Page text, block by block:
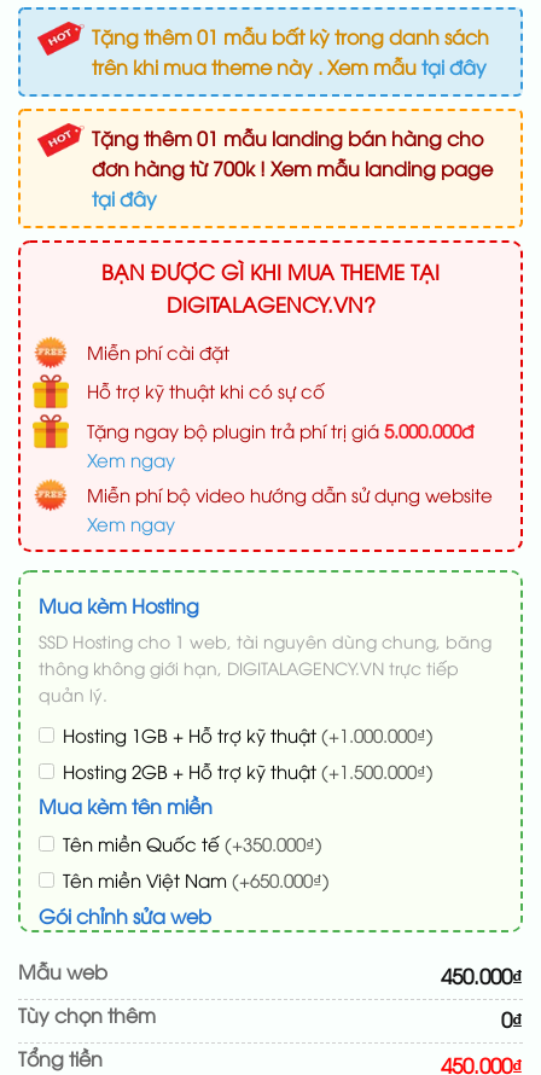
Tặng thêm 01 mẫu bất kỳ trong danh sách
trên khi mua theme này . Xem mẫutại đây
Tặng thêm 01 mẫu landing bán hàng cho
đơn hàng từ 700k ! Xem mẫu landing page
tại đây
BẠN ĐƯỢC GÌ KHI MUA THEME TẠI
DIGITALAGENCY.VN?
Miễn phí cài đặt
Hỗ trợ kỹ thuật khi có sự cố
Tặng ngay bộ plugin trả phí trị giá 5.000.000đ
Xem ngay
Miễn phí bộ video hướng dẫn sử dụng website
Xem ngay
Mua kèm Hosting
SSD Hosting cho 1 web, tài nguyên dùng chung, băng
thông không giới hạn, DIGITALAGENCY.VN trực tiếp
quản lý.
Hosting 1GB + Hỗ trợ kỹ thuật (+1.000.000₫)
Hosting 2GB + Hỗ trợ kỹ thuật (+1.500.000₫)
Mua kèm tên miền
Tên miền Quốc tế (+350.000₫)
Tên miền Việt Nam (+650.000₫)
Gói chỉnh sửa web
Thay logo + thông tin doanh nghiệp
(+50.000₫)
Đổi màu chủ đạo theo tông của logo
Sửa danh mục và sắp xếp lại đề mục menu cho
Mẫu web 450.000₫
Tùy chọn thêm 0₫
Tổng tiền 450.000₫